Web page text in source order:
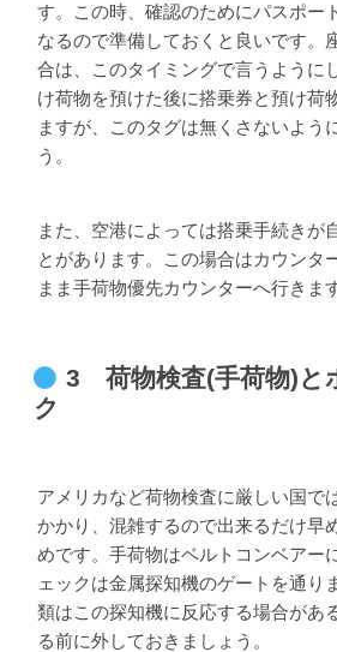
す。この時、確認のためにパスポー
なるので準備しておくと良いです。
合は、このタイミングで言うように
け荷物を預けた後に搭乗券と預け荷
ますが、このタグは無くさないよう
う。
また、空港によっては搭乗手続きが
とがあります。この場合はカウンタ
まま手荷物優先カウンターへ行きます
3 荷物検査(手荷物)と
ク
アメリカなど荷物検査に厳しい国で
かかり、混雑するので出来るだけ早
めです。手荷物はベルトコンベアー
ェックは金属探知機のゲートを通り
類はこの探知機に反応する場合があ
る前に外しておきましょう。